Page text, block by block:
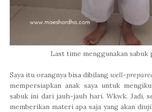
Last time menggunakan sabuk
Saya itu orangnya bisa dibilang well-
mempersiapkan anak saya untuk
sabuk ini dari jauh-jauh hari. Wkwk. Jadi,
memberikan materi apa saja yang akan